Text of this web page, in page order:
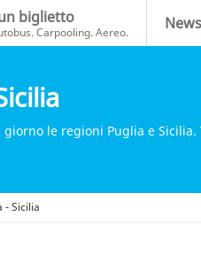
biglietto
Carpooling. Aereo. News
le regioni Puglia e
- Sicilia